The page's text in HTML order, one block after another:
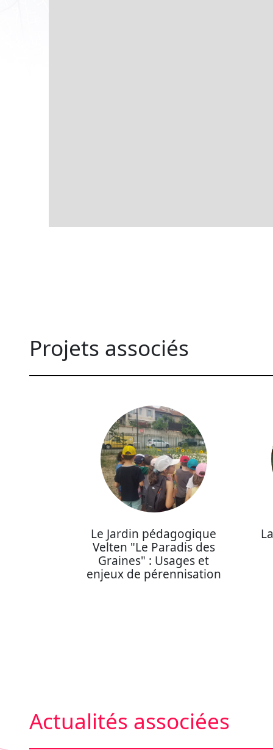
Projets associés
Le Jardin pédagogique
Velten "Le Paradis des
Graines" : Usages et
enjeux de pérennisation
Actualités associées